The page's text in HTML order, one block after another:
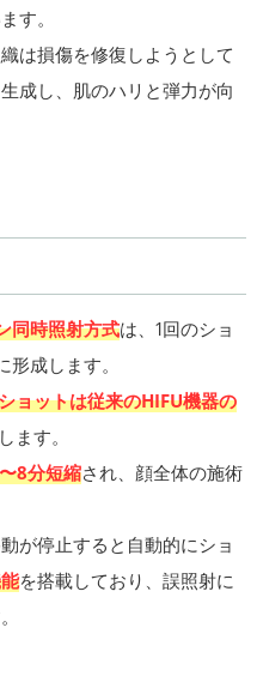
す。
は損傷を修復しようとして
成し、肌のハリと弾力が向
同時照射方式は、1回のショ
成します。
ョットは従来のHIFU機器の
ます。
8分短縮され、顔全体の施術
が停止すると自動的にショ
を搭載しており、誤照射に